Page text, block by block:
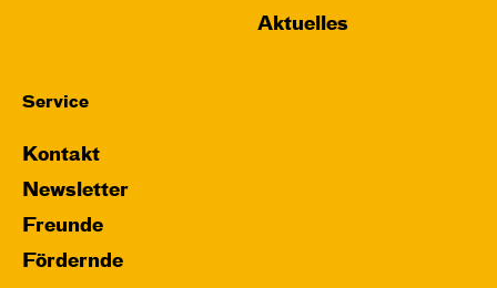
Aktuelles
Service
Kontakt
Newsletter
Freunde
Fördernde